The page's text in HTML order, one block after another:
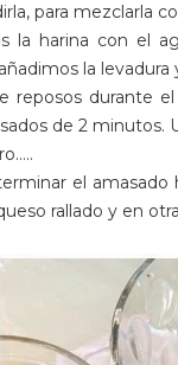
para mezclarla
la harina con el
la levadura
reposos durante
de 2 minutos.
el amasado
rallado y en